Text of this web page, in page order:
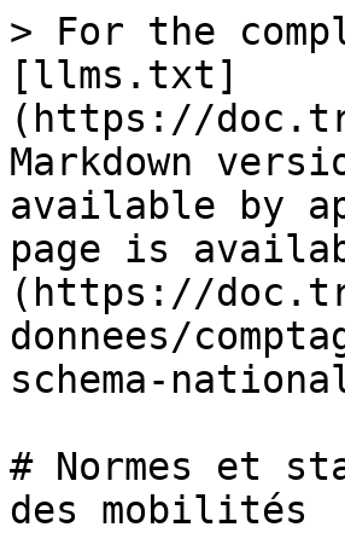
> For the
[llms.txt]
(https://
Markdown
available by
page is
(https://
donnees/
schema-
# Normes et
des mobilités